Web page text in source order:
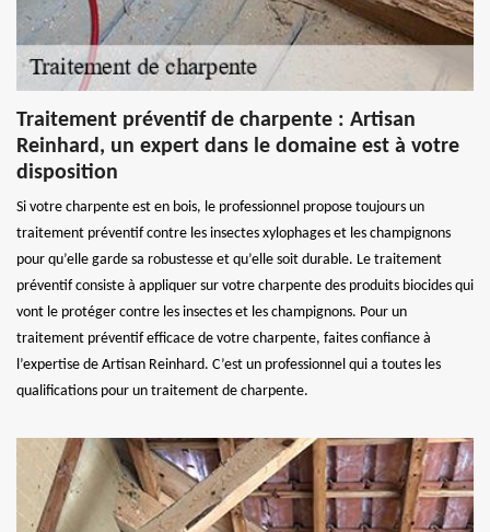
Traitement préventif de charpente : Artisan
Reinhard, un expert dans le domaine est à votre
disposition
Si votre charpente est en bois, le professionnel propose toujours un
traitement préventif contre les insectes xylophages et les champignons
pour qu’elle garde sa robustesse et qu’elle soit durable. Le traitement
préventif consiste à appliquer sur votre charpente des produits biocides qui
vont le protéger contre les insectes et les champignons. Pour un
traitement préventif efficace de votre charpente, faites confiance à
l’expertise de Artisan Reinhard. C’est un professionnel qui a toutes les
qualifications pour un traitement de charpente.